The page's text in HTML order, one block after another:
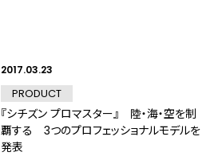
2017.03.23
PRODUCT
『シチズン プロマスター』 陸・海・空を制
覇する 3つのプロフェッショナルモデルを
発表